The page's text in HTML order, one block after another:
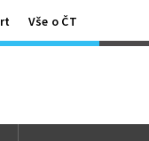
Vše o ČT